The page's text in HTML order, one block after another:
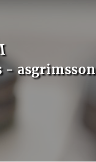
- asgrimsson